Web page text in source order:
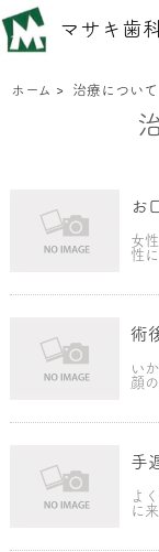
マサキ歯
ホーム > 治療について
お
女
性
術
い
顔
手
よ
に